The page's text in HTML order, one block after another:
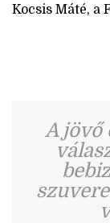
Kocsis Máté, a
A jövő